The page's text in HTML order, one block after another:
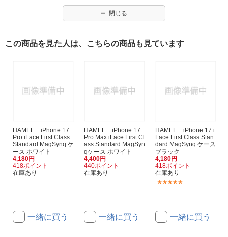
閉じる
この商品を見た人は、こちらの商品も見ています
HAMEE iPhone 17
Pro iFace First Class
Standard MagSynq ケ
ース ホワイト
4,180円
418ポイント
在庫あり
一緒に買う
HAMEE iPhone 17
Pro Max iFace First Cl
ass Standard MagSyn
qケース ホワイト
4,400円
440ポイント
在庫あり
一緒に買う
HAMEE iPhone 17 i
Face First Class Stan
dard MagSynq ケース
ブラック
4,180円
418ポイント
在庫あり
一緒に買う